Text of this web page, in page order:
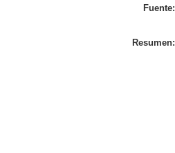
Fuente:
Resumen: